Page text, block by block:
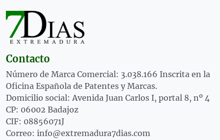
Contacto
Número de Marca Comercial: 3.038.166 Inscrita en la
Oficina Española de Patentes y Marcas.
Domicilio social: Avenida Juan Carlos I, portal 8, nº 4
CP: 06002 Badajoz
CIF: 08856071J
Correo: info@extremadura7dias.com